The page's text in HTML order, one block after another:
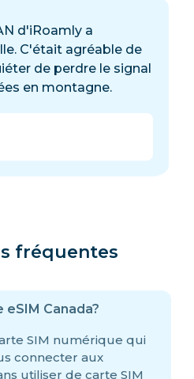
d'iRoamly a
C'était agréable de
de perdre le signal
en montagne.
fréquentes
Canada?
SIM numérique qui
connecter aux
utiliser de carte SIM